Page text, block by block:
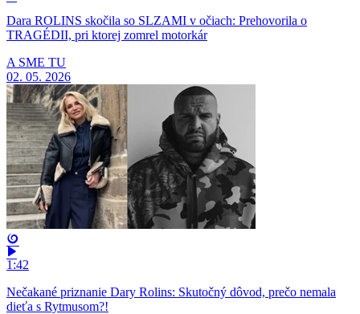
Dara ROLINS skočila so SLZAMI v očiach: Prehovorila o
TRAGÉDII, pri ktorej zomrel motorkár
A SME TU
02. 05. 2026
1:42
Nečakané priznanie Dary Rolins: Skutočný dôvod, prečo nemala
dieťa s Rytmusom?!